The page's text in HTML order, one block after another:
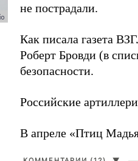
не пострадали.
Как писала газета
Роберт Бровди (в
безопасности.
Российские
В апреле «Птиц